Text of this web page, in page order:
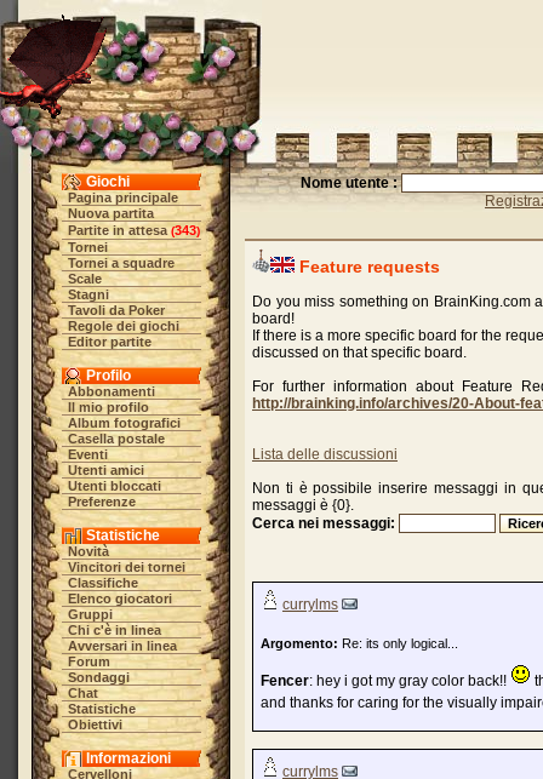
Giochi
Pagina principale
Nuova partita
Partite in attesa (343)
Tornei
Tornei a squadre
Scale
Stagni
Tavoli da Poker
Regole dei giochi
Editor partite
Profilo
Abbonamenti
Il mio profilo
Album fotografici
Casella postale
Eventi
Utenti amici
Utenti bloccati
Preferenze
Statistiche
Novità
Vincitori dei tornei
Classifiche
Elenco giocatori
Gruppi
Chi c'è in linea
Avversari in linea
Forum
Sondaggi
Chat
Statistiche
Obiettivi
Informazioni
Cervelloni
Nome utente :
Feature requests
Do you miss something on BrainKing.com
board!
If there is a more specific board for the
discussed on that specific board.
For further information about Feature
http://brainking.info/archives/20-About-
Lista delle discussioni
Non ti è possibile inserire messaggi in
messaggi è {0}.
Cerca nei messaggi:
currylms
Argomento: Re: its only logical...
Fencer: hey i got my gray color back!!
and thanks for caring for the visually
currylms